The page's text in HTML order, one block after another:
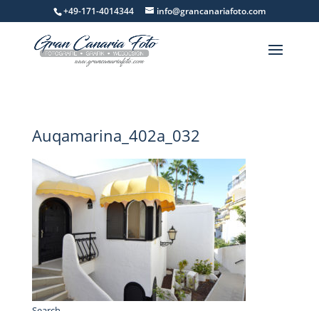
+49-171-4014344 info@grancanariafoto.com
Auqamarina_402a_032